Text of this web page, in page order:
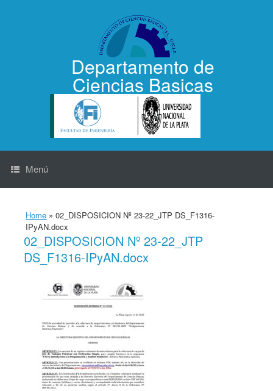
Departamento de
Ciencias Basicas
Menú
Home » 02_DISPOSICION Nº 23-22_JTP DS_F1316-
IPyAN.docx
02_DISPOSICION Nº 23-22_JTP
DS_F1316-IPyAN.docx